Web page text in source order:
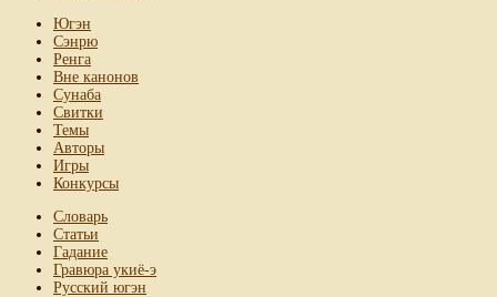
Югэн
Сэнрю
Ренга
Вне канонов
Сунаба
Свитки
Темы
Авторы
Игры
Конкурсы
Словарь
Статьи
Гадание
Гравюра укиё-э
Русский югэн